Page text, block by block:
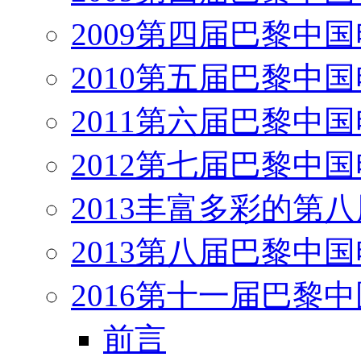
2009第四届巴黎中
2010第五届巴黎中
2011第六届巴黎中
2012第七届巴黎中
2013丰富多彩的第
2013第八届巴黎中
2016第十一届巴黎
前言